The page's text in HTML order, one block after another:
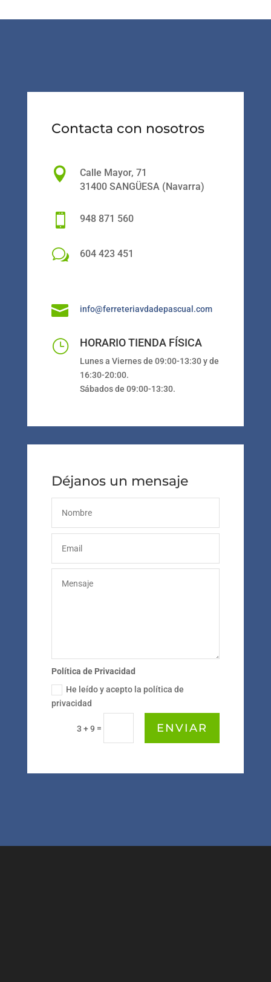
Contacta con nosotros

Calle Mayor, 71
31400 SANGÜESA (Navarra)
 948 871 560
w 604 423 451
 info@ferreteriavdadepascual.com
} HORARIO TIENDA FÍSICA
Lunes a Viernes de 09:00-13:30 y de
16:30-20:00.
Sábados de 09:00-13:30.
Déjanos un mensaje
Política de Privacidad
He leído y acepto la política de
privacidad
3 + 9 = ENVIAR